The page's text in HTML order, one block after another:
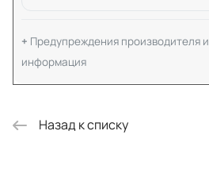
Предупреждения производителя
информация
Назад к списку